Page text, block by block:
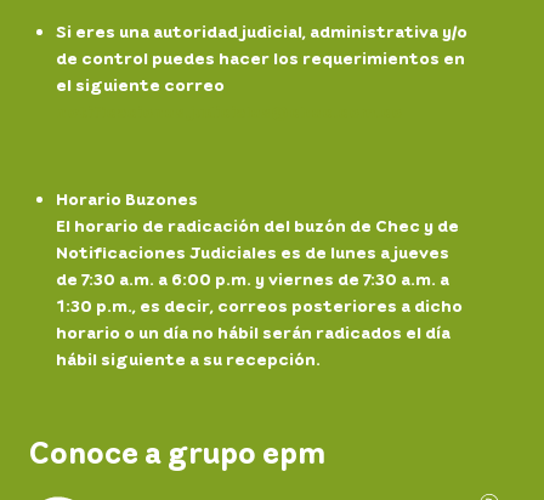
Si eres una autoridad judicial, administrativa y/o
de control puedes hacer los requerimientos en
el siguiente correo
Horario Buzones
El horario de radicación del buzón de Chec y de
Notificaciones Judiciales es de lunes a jueves
de 7:30 a.m. a 6:00 p.m. y viernes de 7:30 a.m. a
1:30 p.m., es decir, correos posteriores a dicho
horario o un día no hábil serán radicados el día
hábil siguiente a su recepción.
Conoce a grupo epm